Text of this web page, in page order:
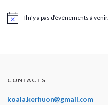
NoticeIl n’y a pas d’évènements à venir.
CONTACTS
koala.kerhuon@gmail.com